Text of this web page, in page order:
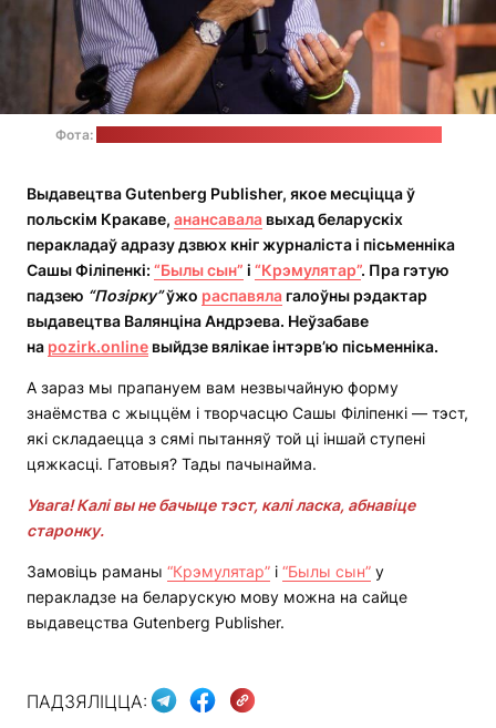
Фота:
Выдавецтва Gutenberg Publisher, якое месціцца ў
польскім Кракаве, анансавала выхад беларускіх
перакладаў адразу дзвюх кніг журналіста і пісьменніка
Сашы Філіпенкі: “Былы сын” і “Крэмулятар”. Пра гэтую
падзею “Позірку”ўжо распавяла галоўны рэдактар
выдавецтва Валянціна Андрэева. Неўзабаве
на pozirk.online выйдзе вялікае інтэрв’ю пісьменніка.
А зараз мы прапануем вам незвычайную форму
знаёмства с жыццём і творчасцю Сашы Філіпенкі — тэст,
які складаецца з сямі пытанняў той ці іншай ступені
цяжкасці. Гатовыя? Тады пачынайма.
Увага! Калі вы не бачыце тэст, калі ласка, абнавіце
старонку.
Замовіць раманы “Крэмулятар” і “Былы сын” у
перакладзе на беларускую мову можна на сайце
выдавецства Gutenberg Publisher.
ПАДЗЯЛІЦЦА: